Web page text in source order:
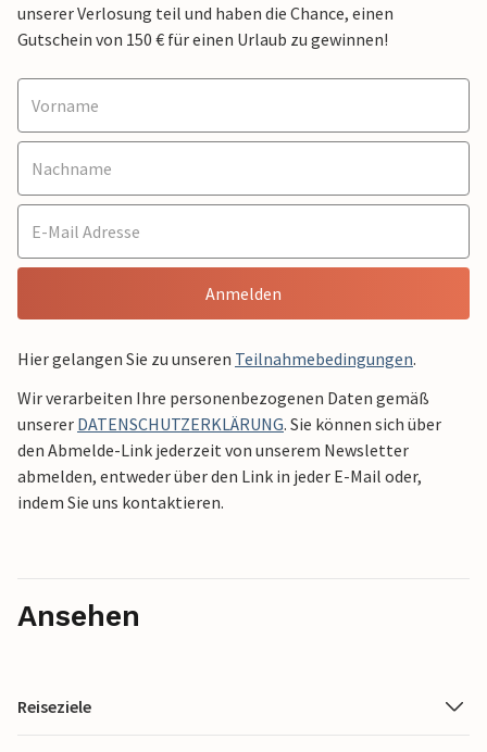
unserer Verlosung teil und haben die Chance, einen
Gutschein von 150 € für einen Urlaub zu gewinnen!
Anmelden
Hier gelangen Sie zu unseren Teilnahmebedingungen.
Wir verarbeiten Ihre personenbezogenen Daten gemäß
unserer DATENSCHUTZERKLÄRUNG. Sie können sich über
den Abmelde-Link jederzeit von unserem Newsletter
abmelden, entweder über den Link in jeder E-Mail oder,
indem Sie uns kontaktieren.
Ansehen
Reiseziele